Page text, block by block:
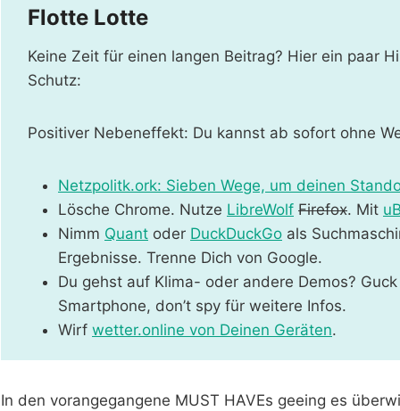
Flotte Lotte
Keine Zeit für einen langen Beitrag? Hier ein paar
Schutz:
Positiver Nebeneffekt: Du kannst ab sofort ohne
Netzpolitk.ork: Sieben Wege, um deinen
Lösche Chrome. Nutze LibreWolf Firefox. Mit
Nimm Quant oder DuckDuckGo als
Ergebnisse. Trenne Dich von Google.
Du gehst auf Klima- oder andere Demos?
Smartphone, don’t spy für weitere Infos.
Wirf wetter.online von Deinen Geräten.
In den vorangegangene MUST HAVEs geeing es